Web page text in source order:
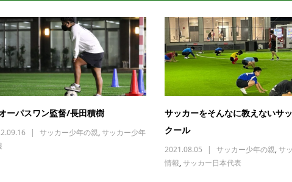
ーパスワン監督/長田積樹
サッカー少年の親,サッカー少年
サッカーをそんなに教えないサ
クール
2021.08.05 サッカー少年の親,サ
情報,サッカー日本代表